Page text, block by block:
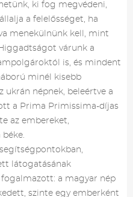
ki fog megvédeni,
a felelősséget, ha
menekülnünk kell, mint
várunk a
is, és mindent
minél kisebb
ukrán népnek, beleértve a
a Prima Primissima-díjas
az embereket,
látogatásának
a magyar nép
szinte egy emberként